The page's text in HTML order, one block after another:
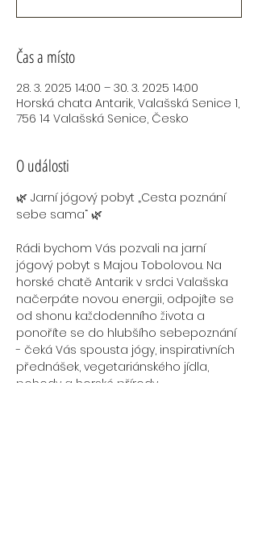
Čas a místo
28. 3. 2025 14:00 – 30. 3. 2025 14:00
Horská chata Antarik, Valašská Senice 1,
756 14 Valašská Senice, Česko
O události
🌿 Jarní jógový pobyt „Cesta poznání
sebe sama“ 🌿
Rádi bychom Vás pozvali na jarní
jógový pobyt s Majou Tobolovou. Na
horské chatě Antarik v srdci Valašska
načerpáte novou energii, odpojíte se
od shonu každodenního života a
ponoříte se do hlubšího sebepoznání
- čeká Vás spousta jógy, inspirativních
přednášek, vegetariánského jídla,
pohody a horské přírody.